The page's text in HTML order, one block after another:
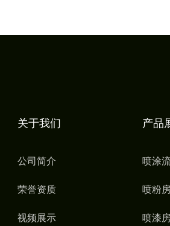
关于我们
公司简介
荣誉资质
视频展示
产品
喷涂
喷粉
喷漆